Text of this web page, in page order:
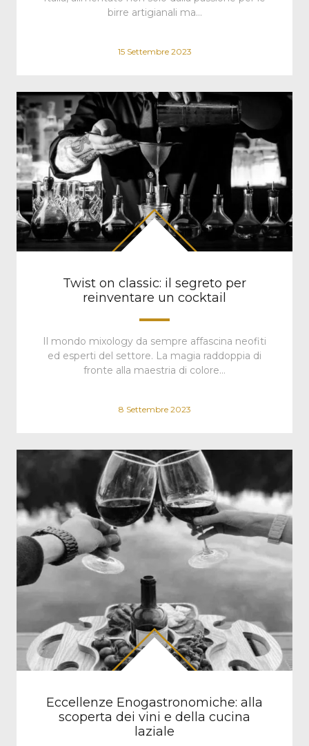
birre artigianali ma…
15 Settembre 2023
Twist on classic: il segreto per
reinventare un cocktail
Il mondo mixology da sempre affascina neofiti
ed esperti del settore. La magia raddoppia di
fronte alla maestria di colore…
8 Settembre 2023
Eccellenze Enogastronomiche: alla
scoperta dei vini e della cucina
laziale